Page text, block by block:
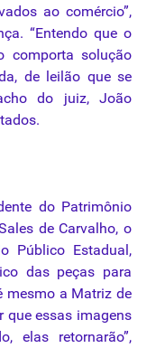
ao comércio”,
“Entendo queo
comporta solução
de leilão quese
do juiz, João
do Patrimônio
de Carvalho, o
Público Estadual,
das peças para
mesmo a Matriz de
queessas imagens
elas retornarão”,